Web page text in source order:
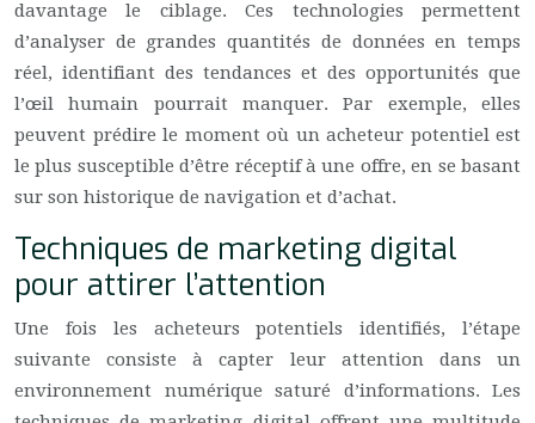
davantage le ciblage. Ces technologies permettent
d’analyser de grandes quantités de données en temps
réel, identifiant des tendances et des opportunités que
l’œil humain pourrait manquer. Par exemple, elles
peuvent prédire le moment où un acheteur potentiel est
le plus susceptible d’être réceptif à une offre, en se basant
sur son historique de navigation et d’achat.
Techniques de marketing digital
pour attirer l’attention
Une fois les acheteurs potentiels identifiés, l’étape
suivante consiste à capter leur attention dans un
environnement numérique saturé d’informations. Les